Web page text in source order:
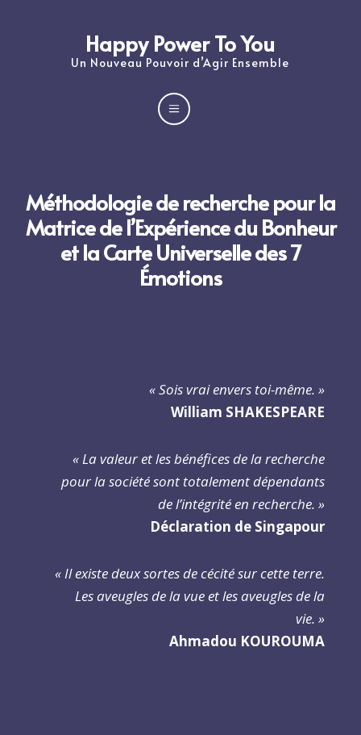
Happy Power To You
Un Nouveau Pouvoir d’Agir Ensemble
a
Méthodologie de recherche pour la
Matrice de l’Expérience du Bonheur
et la Carte Universelle des 7
Émotions
« Sois vrai envers toi-même. »
William SHAKESPEARE
« La valeur et les bénéfices de la recherche
pour la société sont totalement dépendants
de l’intégrité en recherche. »
Déclaration de Singapour
« Il existe deux sortes de cécité sur cette terre.
Les aveugles de la vue et les aveugles de la
vie. »
Ahmadou KOUROUMA